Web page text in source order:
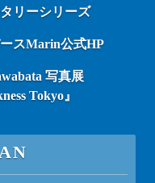
リーシリーズ
スMarin公式HP
写真展
Tokyo』